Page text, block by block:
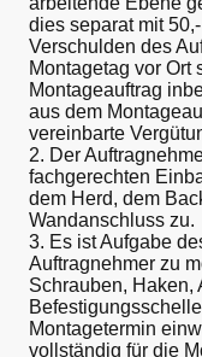
dies separat mit
Verschulden des
Montagetag vor Ort
Montageauftrag
aus dem
vereinbarte
2. Der
fachgerechten
dem Herd, dem
Wandanschluss zu.
3. Es ist Aufgabe
Auftragnehmer zu
Schrauben, Haken,
Montagetermin
vollständig für die